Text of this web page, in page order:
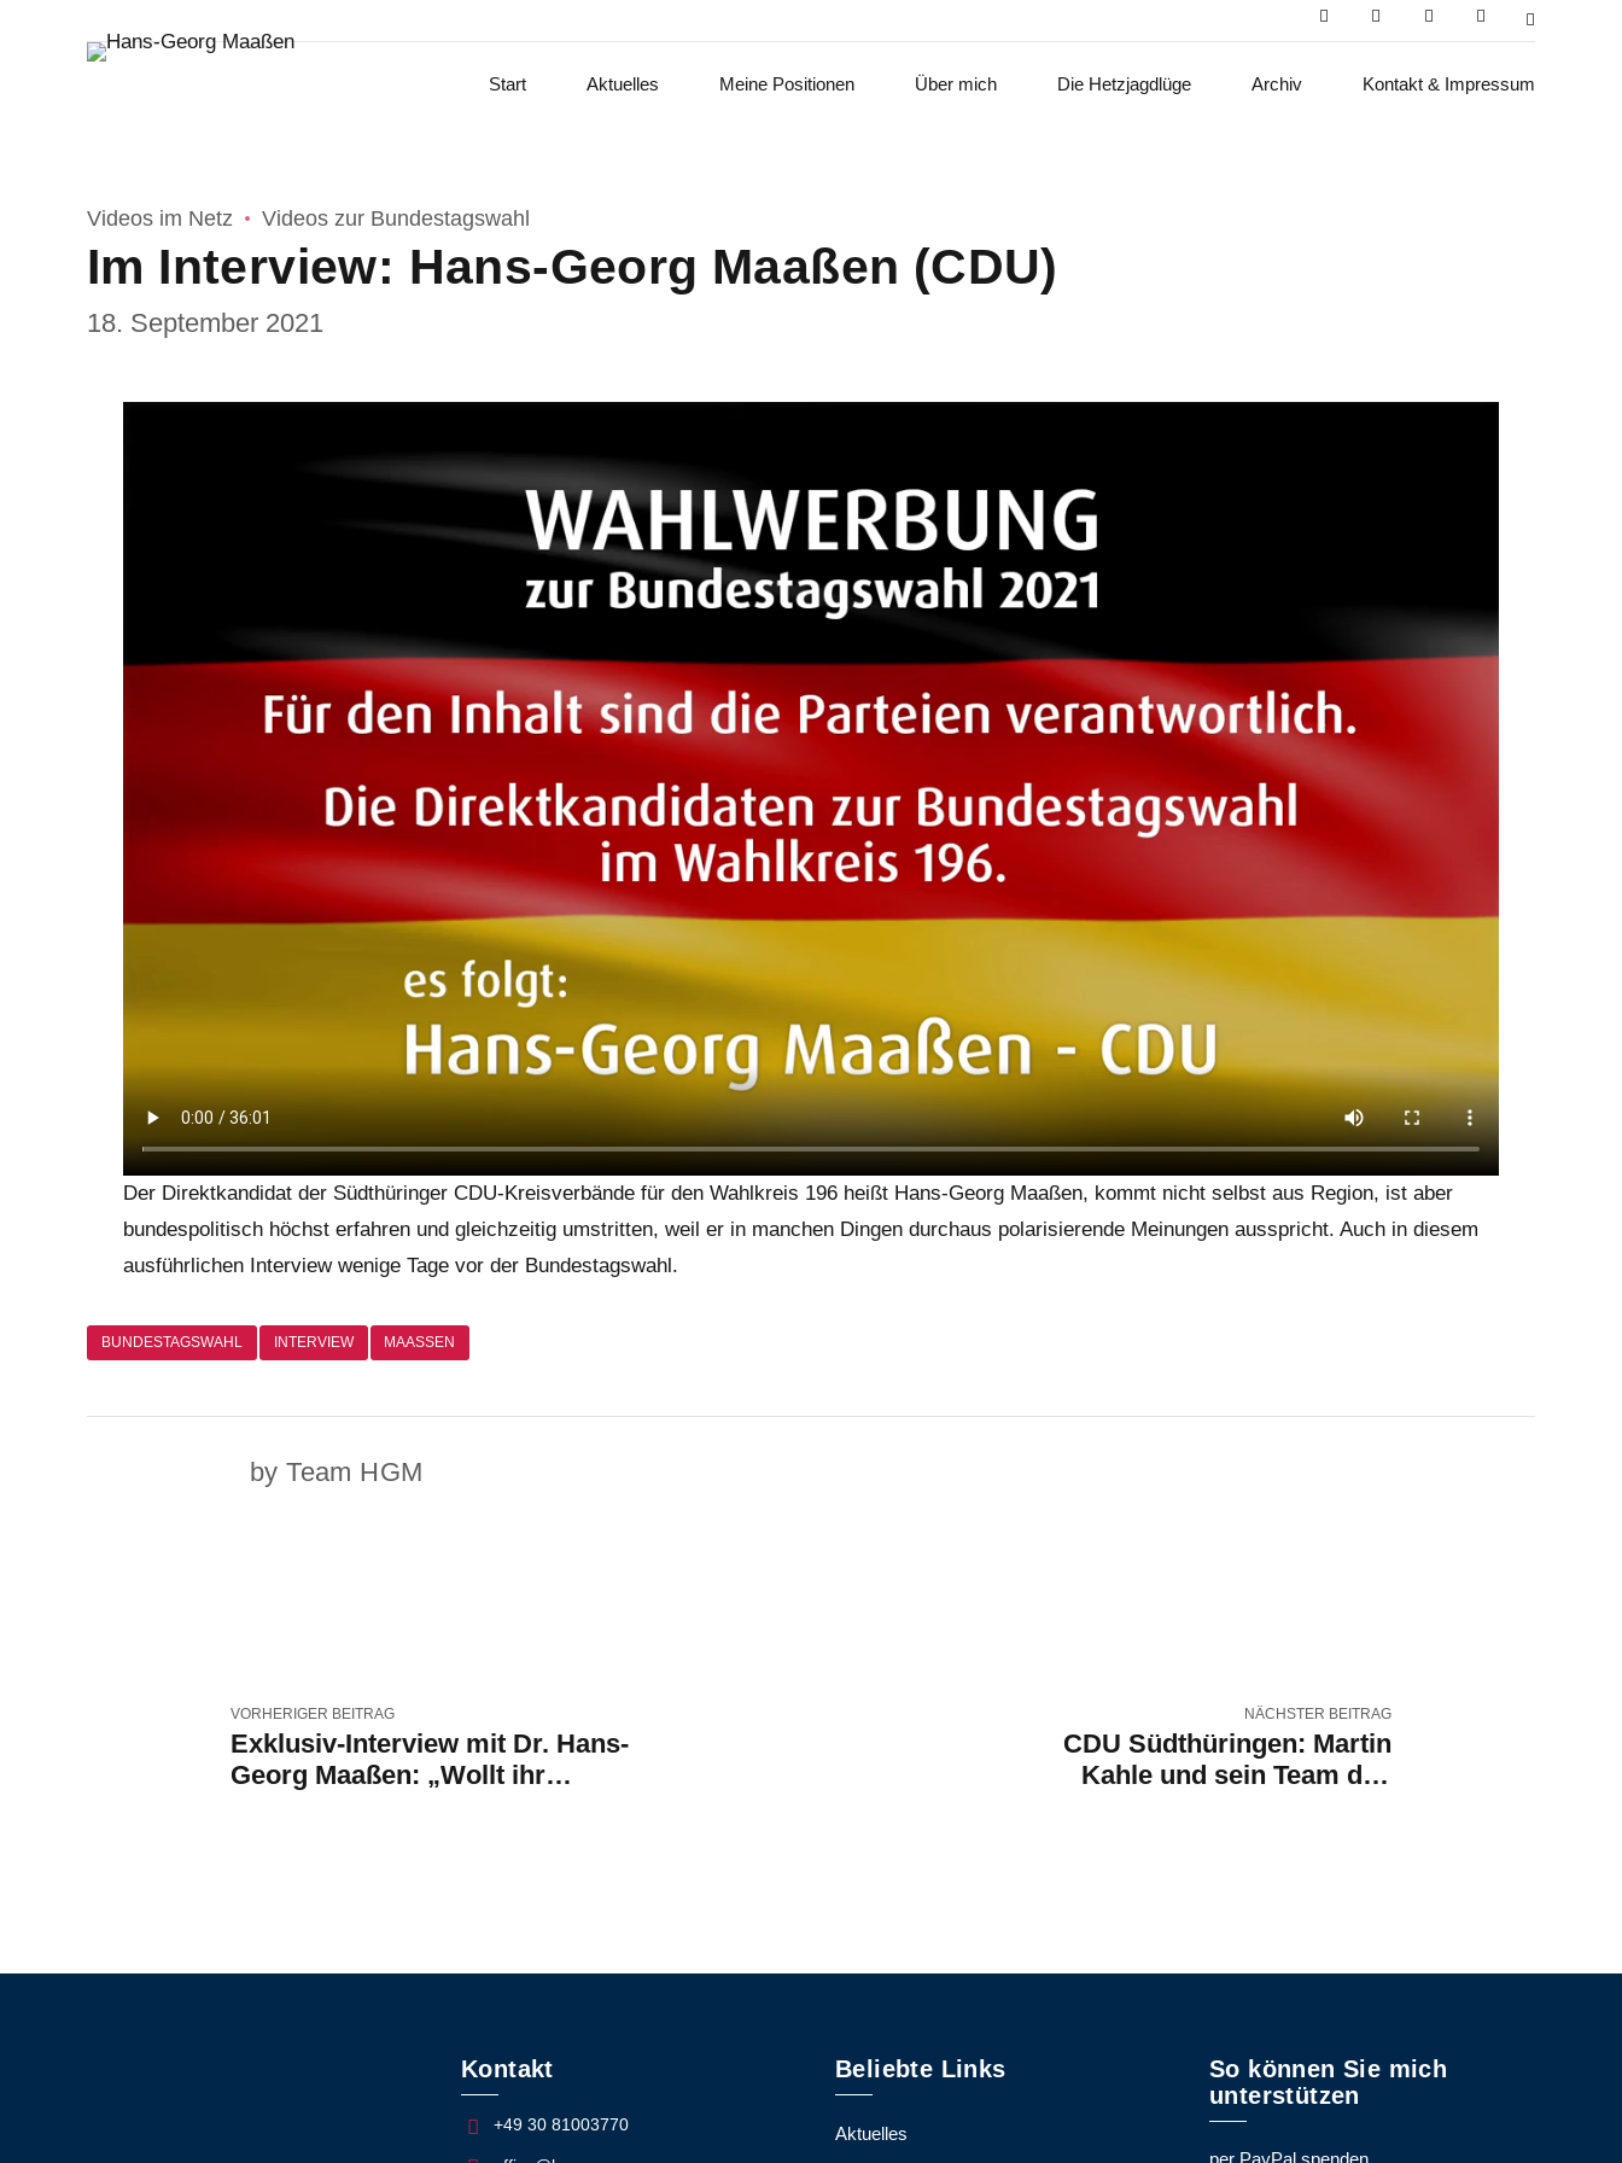
Start Aktuelles Meine Positionen Über mich Die Hetzjagdlüge Archiv Kontakt & Impressum
Videos im Netz Videos zur Bundestagswahl
Im Interview: Hans-Georg Maaßen (CDU)
18. September 2021
Der Direktkandidat der Südthüringer CDU-Kreisverbände für den Wahlkreis 196 heißt Hans-Georg Maaßen, kommt nicht selbst aus Region, ist aber
bundespolitisch höchst erfahren und gleichzeitig umstritten, weil er in manchen Dingen durchaus polarisierende Meinungen ausspricht. Auch in diesem
ausführlichen Interview wenige Tage vor der Bundestagswahl.
BUNDESTAGSWAHL INTERVIEW MAASSEN
by Team HGM
VORHERIGER BEITRAG
Exklusiv-Interview mit Dr. Hans-
Georg Maaßen: „Wollt ihr
NÄCHSTER BEITRAG
CDU Südthüringen: Martin
Kahle und sein Team des
Kontakt
+49 30 81003770
Beliebte Links
Aktuelles
So können Sie mich
unterstützen
per PayPal spenden